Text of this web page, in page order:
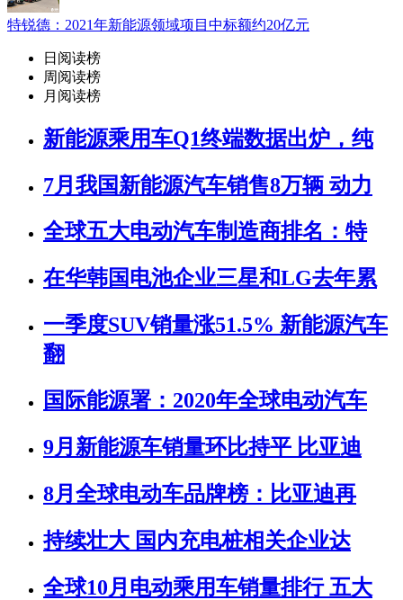
特锐德：2021年新能源领域项目中标额约20亿元
日阅读榜
周阅读榜
月阅读榜
新能源乘用车Q1终端数据出炉，纯
7月我国新能源汽车销售8万辆 动力
全球五大电动汽车制造商排名：特
在华韩国电池企业三星和LG去年累
一季度SUV销量涨51.5% 新能源汽车
翻
国际能源署：2020年全球电动汽车
9月新能源车销量环比持平 比亚迪
8月全球电动车品牌榜：比亚迪再
持续壮大 国内充电桩相关企业达
全球10月电动乘用车销量排行 五大